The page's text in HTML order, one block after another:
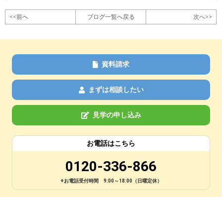
<<前へ ブログ一覧へ戻る 次へ>>
資料請求
まずは相談したい
見学の申し込み
お電話はこちら
0120-336-866
※お電話受付時間 9:00～18:00（日曜定休）